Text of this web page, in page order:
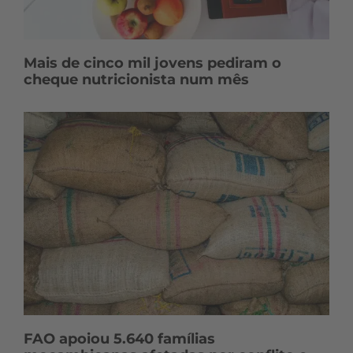
Mais de cinco mil jovens pediram o
cheque nutricionista num mês
FAO apoiou 5.640 famílias